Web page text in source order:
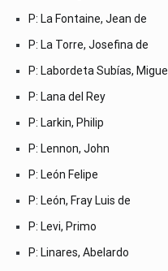
P: La Fontaine, Jean de
P: La Torre, Josefina de
P: Labordeta Subías, Miguel
P: Lana del Rey
P: Larkin, Philip
P: Lennon, John
P: León Felipe
P: León, Fray Luis de
P: Levi, Primo
P: Linares, Abelardo